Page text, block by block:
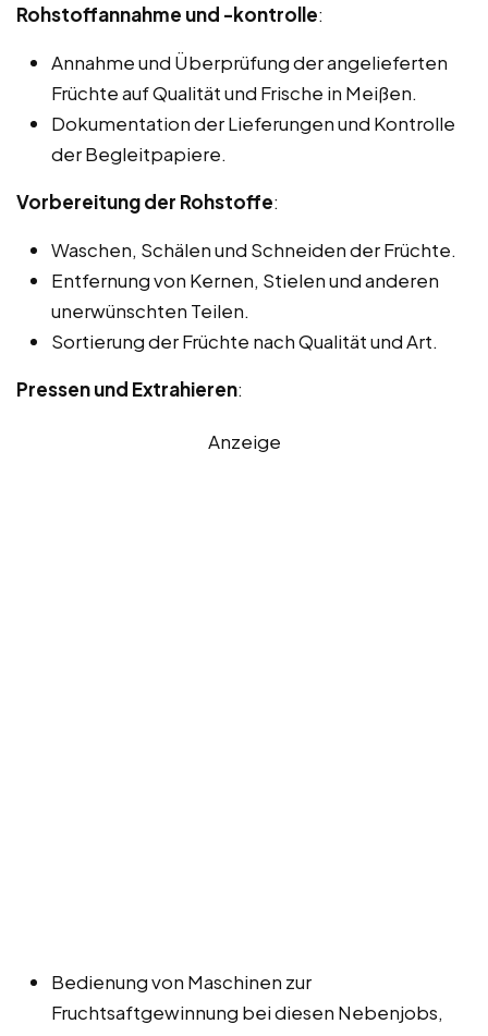
Rohstoffannahme und -kontrolle:
Annahme und Überprüfung der angelieferten
Früchte auf Qualität und Frische in Meißen.
Dokumentation der Lieferungen und Kontrolle
der Begleitpapiere.
Vorbereitung der Rohstoffe:
Waschen, Schälen und Schneiden der Früchte.
Entfernung von Kernen, Stielen und anderen
unerwünschten Teilen.
Sortierung der Früchte nach Qualität und Art.
Pressen und Extrahieren:
Anzeige
Bedienung von Maschinen zur
Fruchtsaftgewinnung bei diesen Nebenjobs,